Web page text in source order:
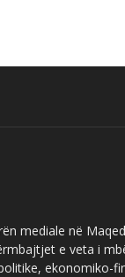
mediale në
e veta i
ekonomiko-